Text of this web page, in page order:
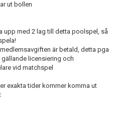
ut bollen
upp med 2 lag till detta poolspel, så
är betald, detta pga
licensiering och
vid matchspel
exakta tider kommer komma ut